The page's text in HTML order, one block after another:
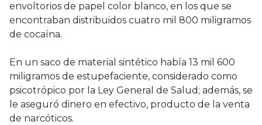
envoltorios de papel color blanco, en los que se
encontraban distribuidos cuatro mil 800 miligramos
de cocaína.
En un saco de material sintético había 13 mil 600
miligramos de estupefaciente, considerado como
psicotrópico por la Ley General de Salud; además, se
le aseguró dinero en efectivo, producto de la venta
de narcóticos.